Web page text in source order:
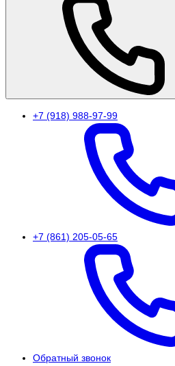
+7 (918) 988-97-99
+7 (861) 205-05-65
Обратный звонок